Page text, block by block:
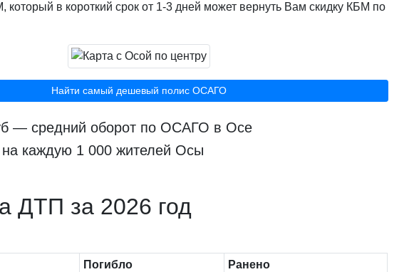
который в короткий срок от 1-3 дней может вернуть Вам скидку КБМ по
Найти самый дешевый полис ОСАГО
— средний оборот по ОСАГО в Осе
каждую 1 000 жителей Осы
ДТП за 2026 год
Погибло
Ранено